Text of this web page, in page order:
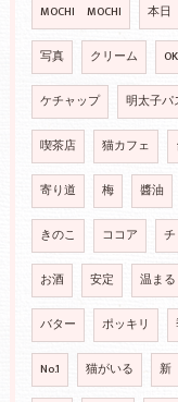
MOCHI MOCHI 本日
写真 クリーム OK
ケチャップ 明太子パ
喫茶店 猫カフェ
寄り道 梅 醬油
きのこ ココア
お酒 安定 温まる
バター ポッキリ
No.1 猫がいる 新